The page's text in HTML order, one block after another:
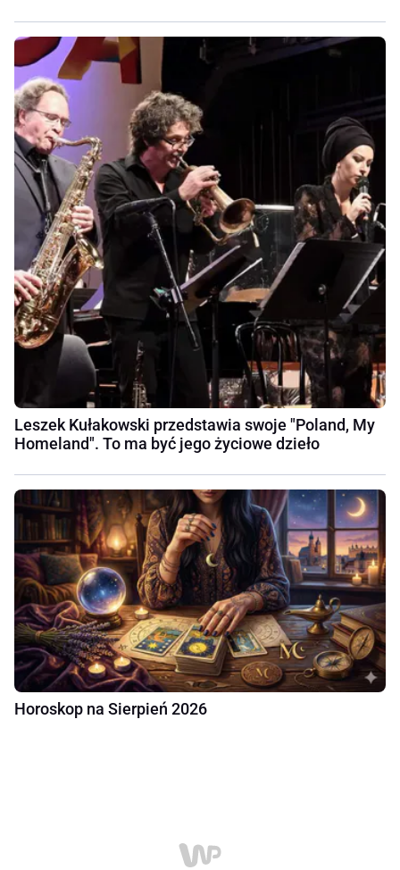
Leszek Kułakowski przedstawia swoje "Poland, My
Homeland". To ma być jego życiowe dzieło
Horoskop na Sierpień 2026